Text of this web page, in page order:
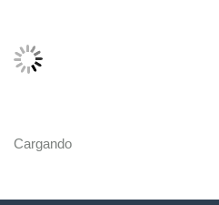
Cargando